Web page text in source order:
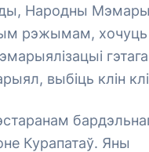
Народны
рэжымам, хочуць
гэтага
выбіць клін
Курапатаў. Яны